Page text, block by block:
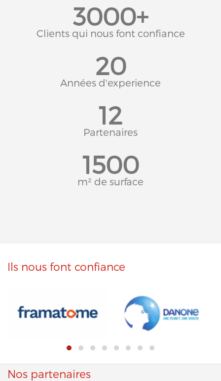
3000+
Clients qui nous font confiance
20
Années d'experience
12
Partenaires
1500
m² de surface
Ils nous font confiance
Nos partenaires